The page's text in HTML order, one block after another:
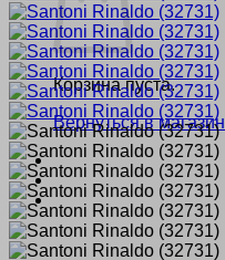
Корзина пуста.
Вернуться в магазин